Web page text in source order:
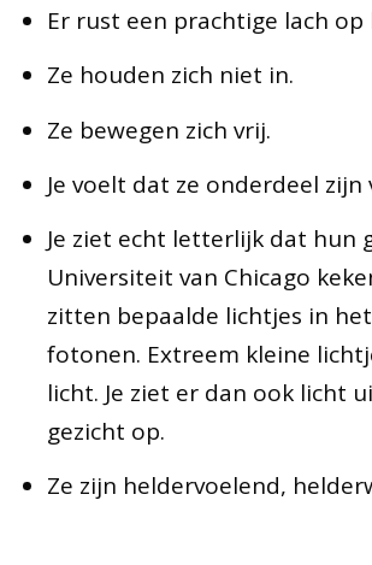
Er rust een prachtige lach
Ze houden zich niet in.
Ze bewegen zich vrij.
Je voelt dat ze onderdeel zijn
Je ziet echt letterlijk dat hun
Universiteit van Chicago
zitten bepaalde lichtjes in
fotonen. Extreem kleine
licht. Je ziet er dan ook licht
gezicht op.
Ze zijn heldervoelend,